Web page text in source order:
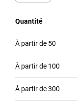
Quantité
À partir de 50
À partir de 100
À partir de300